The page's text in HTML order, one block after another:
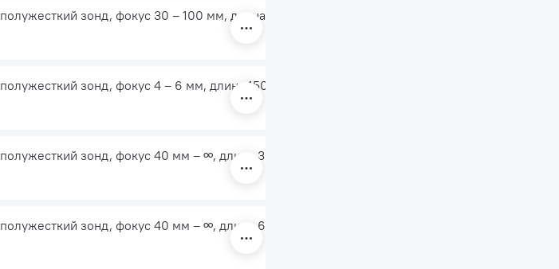
полужесткий зонд, фокус 30 – 100 мм, длина 1500 мм
полужесткий зонд, фокус 4 – 6 мм, длина 1500 мм
полужесткий зонд, фокус 40 мм – ∞, длина 350 мм
полужесткий зонд, фокус 40 мм – ∞, длина 650 мм